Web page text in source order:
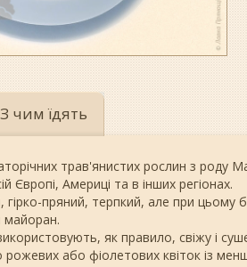
З чим їдять
трав'янистих рослин з роду
Європі, Америці та в інших регіонах.
гірко-пряний, терпкий, але при цьому
як правило, свіжу і
або фіолетових квіток із